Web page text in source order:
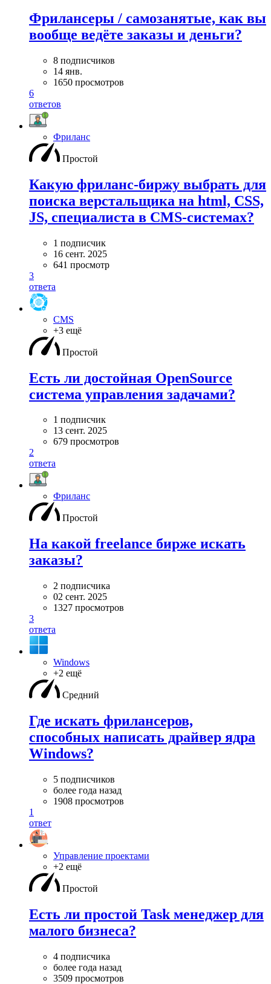
Фрилансеры / самозанятые, как вы
вообще ведёте заказы и деньги?
8 подписчиков
14 янв.
1650 просмотров
6
ответов
Фриланс
Простой
Какую фриланс-биржу выбрать для
поиска верстальщика на html, CSS,
JS, специалиста в CMS-системах?
1 подписчик
16 сент. 2025
641 просмотр
3
ответа
CMS
+3 ещё
Простой
Есть ли достойная OpenSource
система управления задачами?
1 подписчик
13 сент. 2025
679 просмотров
2
ответа
Фриланс
Простой
На какой freelance бирже искать
заказы?
2 подписчика
02 сент. 2025
1327 просмотров
3
ответа
Windows
+2 ещё
Средний
Где искать фрилансеров,
способных написать драйвер ядра
Windows?
5 подписчиков
более года назад
1908 просмотров
1
ответ
Управление проектами
+2 ещё
Простой
Есть ли простой Task менеджер для
малого бизнеса?
4 подписчика
более года назад
3509 просмотров